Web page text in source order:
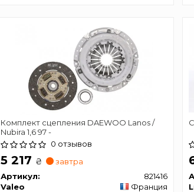
Комплект сцепления DAEWOO Lanos /
Nubira 1,6 97 -
0 отзывов
5 217 ₴
завтра
Артикул:
821416
Valeo
Франция